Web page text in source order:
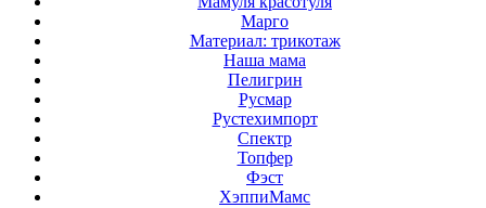
Марго
Материал: трикотаж
Наша мама
Пелигрин
Русмар
Рустехимпорт
Спектр
Топфер
Фэст
ХэппиМамс